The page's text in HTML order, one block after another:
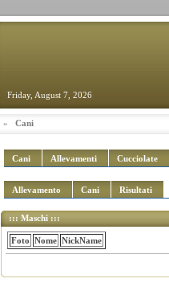
Friday, August 7, 2026
» Cani
Cani Allevamenti Cucciolate
Allevamento Cani Risultati
::: Maschi :::
Foto Nome NickName